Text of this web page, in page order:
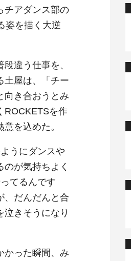
チアダンス部の
姿を描く大逆
違う仕事を、
土屋は、「チー
向き合おうとみ
ROCKETSを作
を込めた。
うにダンスや
が気持ちよく
てるんです
、だんだんと合
きそうになり
かった瞬間、み